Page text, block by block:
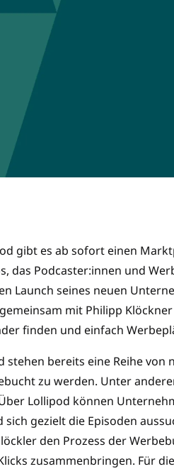
gibt es ab sofort einen
das Podcaster:innen und
Launch seines neuen
mit Philipp
finden und einfach
stehen bereits eine Reihe von
zu werden. Unter
Lollipod können
gezielt die Episoden
den Prozess der
zusammenbringen. Für